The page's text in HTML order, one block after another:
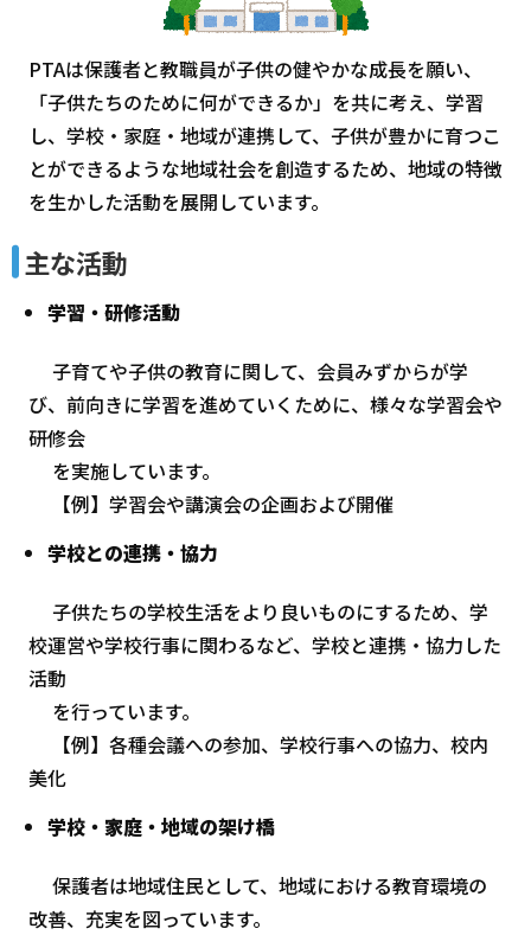
PTAは保護者と教職員が子供の健やかな成長を願い、
「子供たちのために何ができるか」を共に考え、学習
し、学校・家庭・地域が連携して、子供が豊かに育つこ
とができるような地域社会を創造するため、地域の特徴
を生かした活動を展開しています。
主な活動
学習・研修活動
子育てや子供の教育に関して、会員みずからが学
び、前向きに学習を進めていくために、様々な学習会や
研修会
を実施しています。
【例】学習会や講演会の企画および開催
学校との連携・協力
子供たちの学校生活をより良いものにするため、学
校運営や学校行事に関わるなど、学校と連携・協力した
活動
を行っています。
【例】各種会議への参加、学校行事への協力、校内
美化
学校・家庭・地域の架け橋
保護者は地域住民として、地域における教育環境の
改善、充実を図っています。